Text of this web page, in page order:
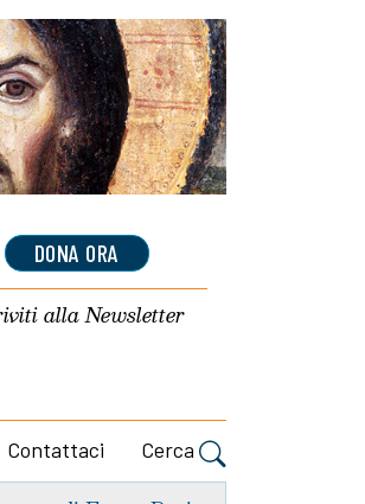
DONA ORA
allaNewsletter
Contattaci Cerca